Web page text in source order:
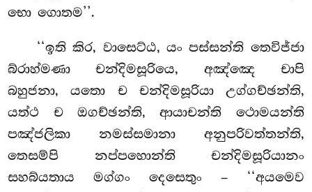
භො ගොතම’’.
‘‘ඉති කිර, වාසෙට්ඨ, යං පස්සන්ති තෙවිජ්ජා
බ්රාහ්මණා චන්දිමසූරියෙ, අඤ්ඤෙ චාපි
බහුජනා, යතො ච චන්දිමසූරියා උග්ගච්ඡන්ති,
යත්ථ ච ඔගච්ඡන්ති, ආයාචන්ති ථොමයන්ති
පඤ්ජලිකා නමස්සමානා අනුපරිවත්තන්ති,
තෙසම්පි නප්පහොන්ති චන්දිමසූරියානං
සහබ්යතාය මග්ගං දෙසෙතුං – ‘‘අයමෙව